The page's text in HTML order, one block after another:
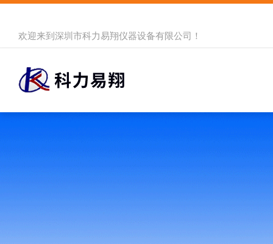
欢迎来到 深圳市科力易翔仪器设备有限公司 ！